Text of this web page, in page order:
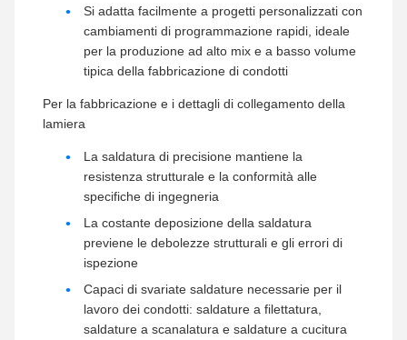
Si adatta facilmente a progetti personalizzati con
cambiamenti di programmazione rapidi, ideale
per la produzione ad alto mix e a basso volume
tipica della fabbricazione di condotti
Per la fabbricazione e i dettagli di collegamento della
lamiera
La saldatura di precisione mantiene la
resistenza strutturale e la conformità alle
specifiche di ingegneria
La costante deposizione della saldatura
previene le debolezze strutturali e gli errori di
ispezione
Capaci di svariate saldature necessarie per il
lavoro dei condotti: saldature a filettatura,
saldature a scanalatura e saldature a cucitura